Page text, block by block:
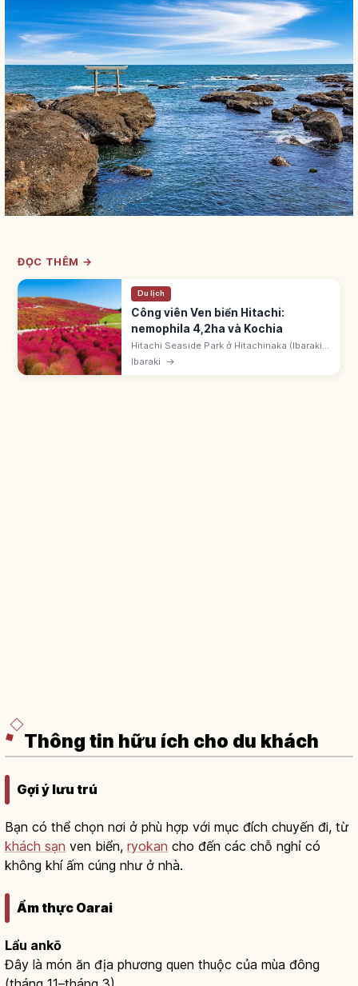
ĐỌC THÊM →
Du lịch
Công viên Ven biển Hitachi:
nemophila 4,2ha và Kochia
Hitachi Seaside Park ở Hitachinaka (Ibaraki)
~350ha (mở 215ha). Nemophila 'Insignis
Ibaraki →
Thông tin hữu ích cho du khách
Gợi ý lưu trú
Bạn có thể chọn nơi ở phù hợp với mục đích chuyến đi, từ
khách sạn ven biển, ryokan cho đến các chỗ nghỉ có
không khí ấm cúng như ở nhà.
Ẩm thực Oarai
Lẩu ankō
Đây là món ăn địa phương quen thuộc của mùa đông